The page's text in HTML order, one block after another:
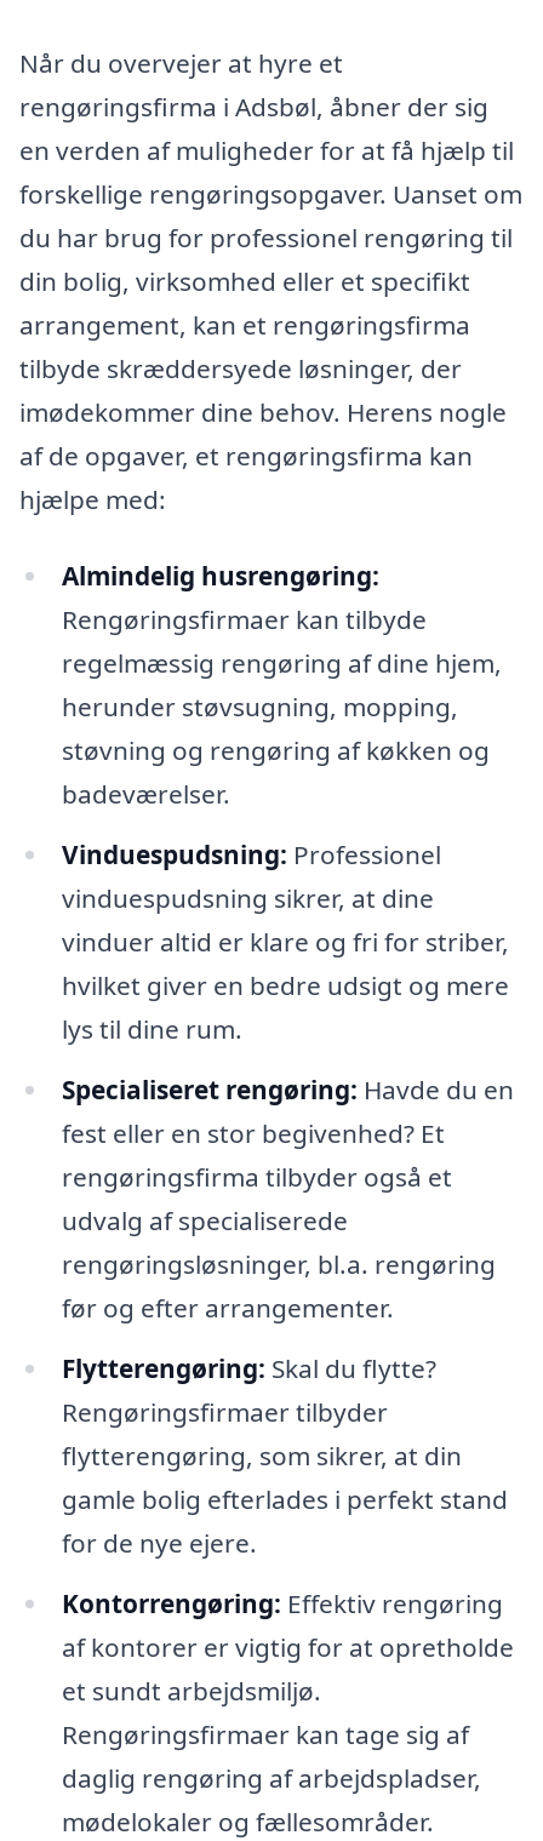
Når du overvejer at hyre et
rengøringsfirma i Adsbøl, åbner der sig
en verden af muligheder for at få hjælp til
forskellige rengøringsopgaver. Uanset om
du har brug for professionel rengøring til
din bolig, virksomhed eller et specifikt
arrangement, kan et rengøringsfirma
tilbyde skræddersyede løsninger, der
imødekommer dine behov. Herens nogle
af de opgaver, et rengøringsfirma kan
hjælpe med:
Almindelig husrengøring:
Rengøringsfirmaer kan tilbyde
regelmæssig rengøring af dine hjem,
herunder støvsugning, mopping,
støvning og rengøring af køkken og
badeværelser.
Vinduespudsning: Professionel
vinduespudsning sikrer, at dine
vinduer altid er klare og fri for striber,
hvilket giver en bedre udsigt og mere
lys til dine rum.
Specialiseret rengøring: Havde du en
fest eller en stor begivenhed? Et
rengøringsfirma tilbyder også et
udvalg af specialiserede
rengøringsløsninger, bl.a. rengøring
før og efter arrangementer.
Flytterengøring: Skal du flytte?
Rengøringsfirmaer tilbyder
flytterengøring, som sikrer, at din
gamle bolig efterlades i perfekt stand
for de nye ejere.
Kontorrengøring: Effektiv rengøring
af kontorer er vigtig for at opretholde
et sundt arbejdsmiljø.
Rengøringsfirmaer kan tage sig af
daglig rengøring af arbejdspladser,
mødelokaler og fællesområder.